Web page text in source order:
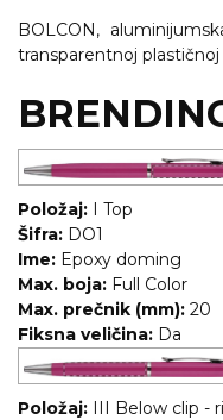
RADNA OPREMA
BOLCON,
transparentnoj
Položaj: I Top
Šifra: DO1
Ime: Epoxy doming
Max. boja: Full Color
Max. prečnik (mm): 20
Fiksna veličina: Da
Položaj: III Below clip -